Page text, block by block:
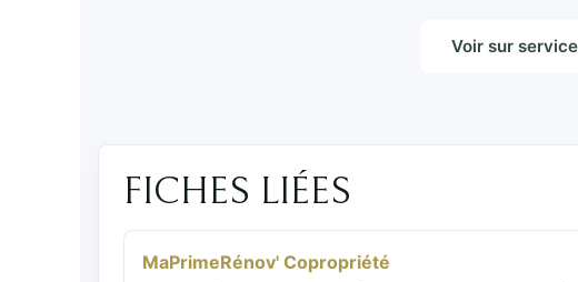
Voir sur
FICHES LIÉES
MaPrimeRénov' Copropriété